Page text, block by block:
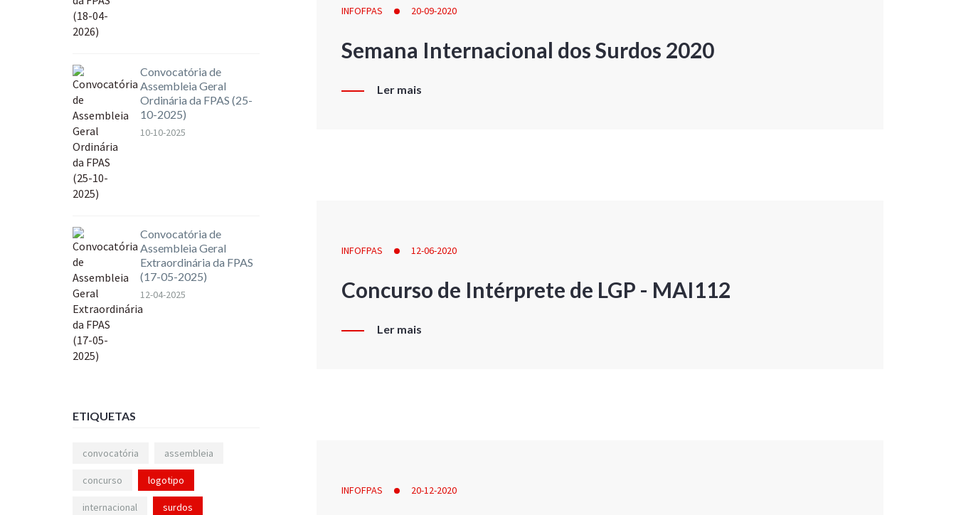
INFOFPAS 20-09-2020
Semana Internacional dos Surdos 2020
Ler mais
INFOFPAS 12-06-2020
Concurso de Intérprete de LGP - MAI112
Ler mais
INFOFPAS 20-12-2020
Convocatória de
Assembleia Geral
Ordinária da FPAS (25-
10-2025)
10-10-2025
Convocatória de
Assembleia Geral
Extraordinária da FPAS
(17-05-2025)
12-04-2025
ETIQUETAS
convocatória assembleia
concurso logotipo
internacional surdos